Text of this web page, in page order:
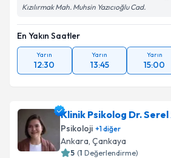
Kızılırmak Mah. Muhsin Yazıcıoğlu Cad.
En Yakın Saatler
Yarın
12:30
Yarın
13:45
Yarın
15:00
Klinik Psikolog Dr.
Psikoloji +1diğer
Ankara, Çankaya
5 (1 Değerlendirme)